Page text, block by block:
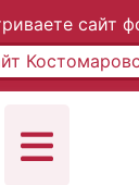
сайт